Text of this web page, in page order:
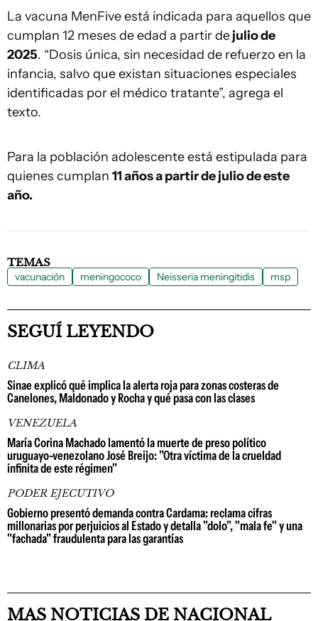
La vacuna MenFive está indicada para aquellos que
cumplan 12 meses de edad a partir dejulio de
2025. “Dosis única, sin necesidad de refuerzo en la
infancia, salvo que existan situaciones especiales
identificadas por el médico tratante”, agrega el
texto.
Para la población adolescente está estipulada para
quienes cumplan 11 años a partir de julio de este
año.
TEMAS
vacunación meningococo Neisseria meningitidis msp
SEGUÍ LEYENDO
CLIMA
Sinae explicó qué implica la alerta roja para zonas costeras de
Canelones, Maldonado y Rocha y qué pasa con las clases
VENEZUELA
María Corina Machado lamentó la muerte de preso político
uruguayo-venezolano José Breijo: "Otra víctima de la crueldad
infinita de este régimen"
PODER EJECUTIVO
Gobierno presentó demanda contra Cardama: reclama cifras
millonarias por perjuicios al Estado y detalla "dolo", "mala fe" y una
"fachada" fraudulenta para las garantías
MAS NOTICIAS DE NACIONAL